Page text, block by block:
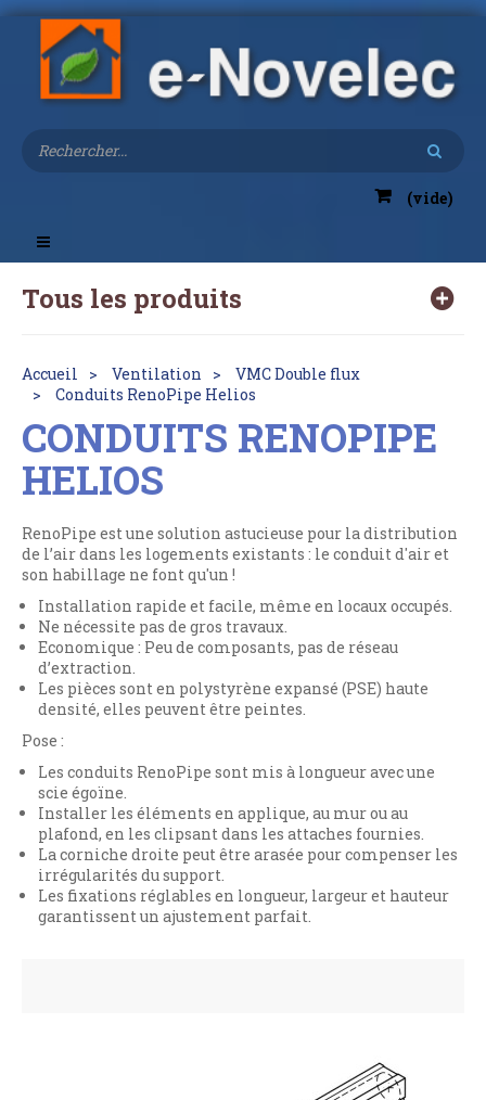
(vide)
Toggle
navigation
Tous les produits
Accueil Ventilation
VMC Double flux
Conduits RenoPipe Helios
CONDUITS RENOPIPE
HELIOS
RenoPipe est une solution astucieuse pour la distribution
de l’air dans les logements existants : le conduit d'air et
son habillage ne font qu'un !
Installation rapide et facile, même en locaux occupés.
Ne nécessite pas de gros travaux.
Economique : Peu de composants, pas de réseau
d’extraction.
Les pièces sont en polystyrène expansé (PSE) haute
densité, elles peuvent être peintes.
Pose :
Les conduits RenoPipe sont mis à longueur avec une
scie égoïne.
Installer les éléments en applique, au mur ou au
plafond, en les clipsant dans les attaches fournies.
La corniche droite peut être arasée pour compenser les
irrégularités du support.
Les fixations réglables en longueur, largeur et hauteur
garantissent un ajustement parfait.